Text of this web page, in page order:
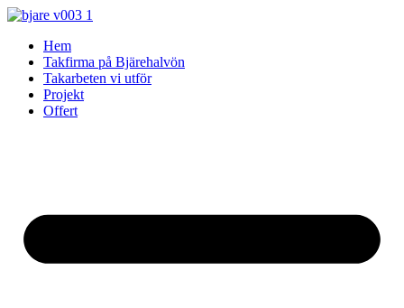
Skip
contentHem
Takfirma på Bjärehalvön
Takarbeten vi utför
Projekt
Offert